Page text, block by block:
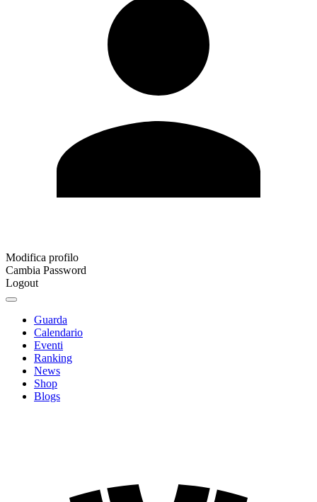
Modifica profilo
Cambia Password
Logout
Guarda
Calendario
Eventi
Ranking
News
Shop
Blogs